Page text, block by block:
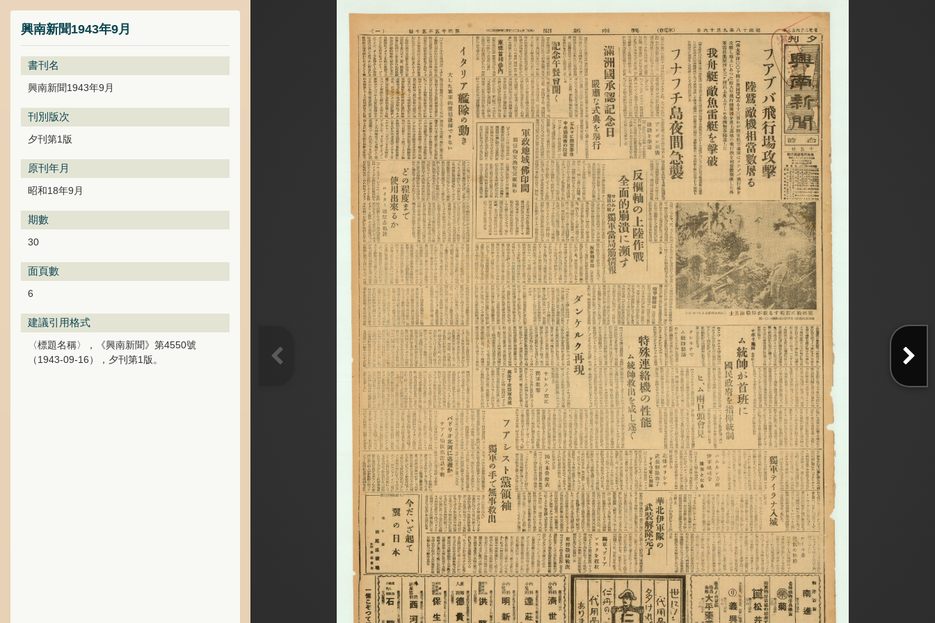
興南新聞1943年9月
書刊名
興南新聞1943年9月
刊別版次
夕刊第1版
原刊年月
昭和18年9月
期數
30
面頁數
6
建議引用格式
〈標題名稱〉，《興南新聞》第4550號
（1943-09-16），夕刊第1版。